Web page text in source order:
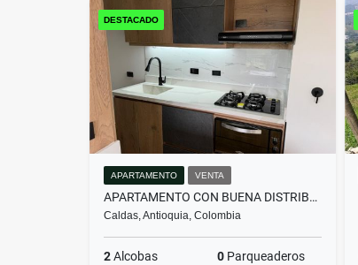
DESTACADO
APARTAMENTO VENTA
APARTAMENTO CON BUENA DISTRIBUCIÓN Y ENTORNO TRANQUILO EN CALDAS
Caldas, Antioquia, Colombia
2Alcobas 0 Parqueaderos